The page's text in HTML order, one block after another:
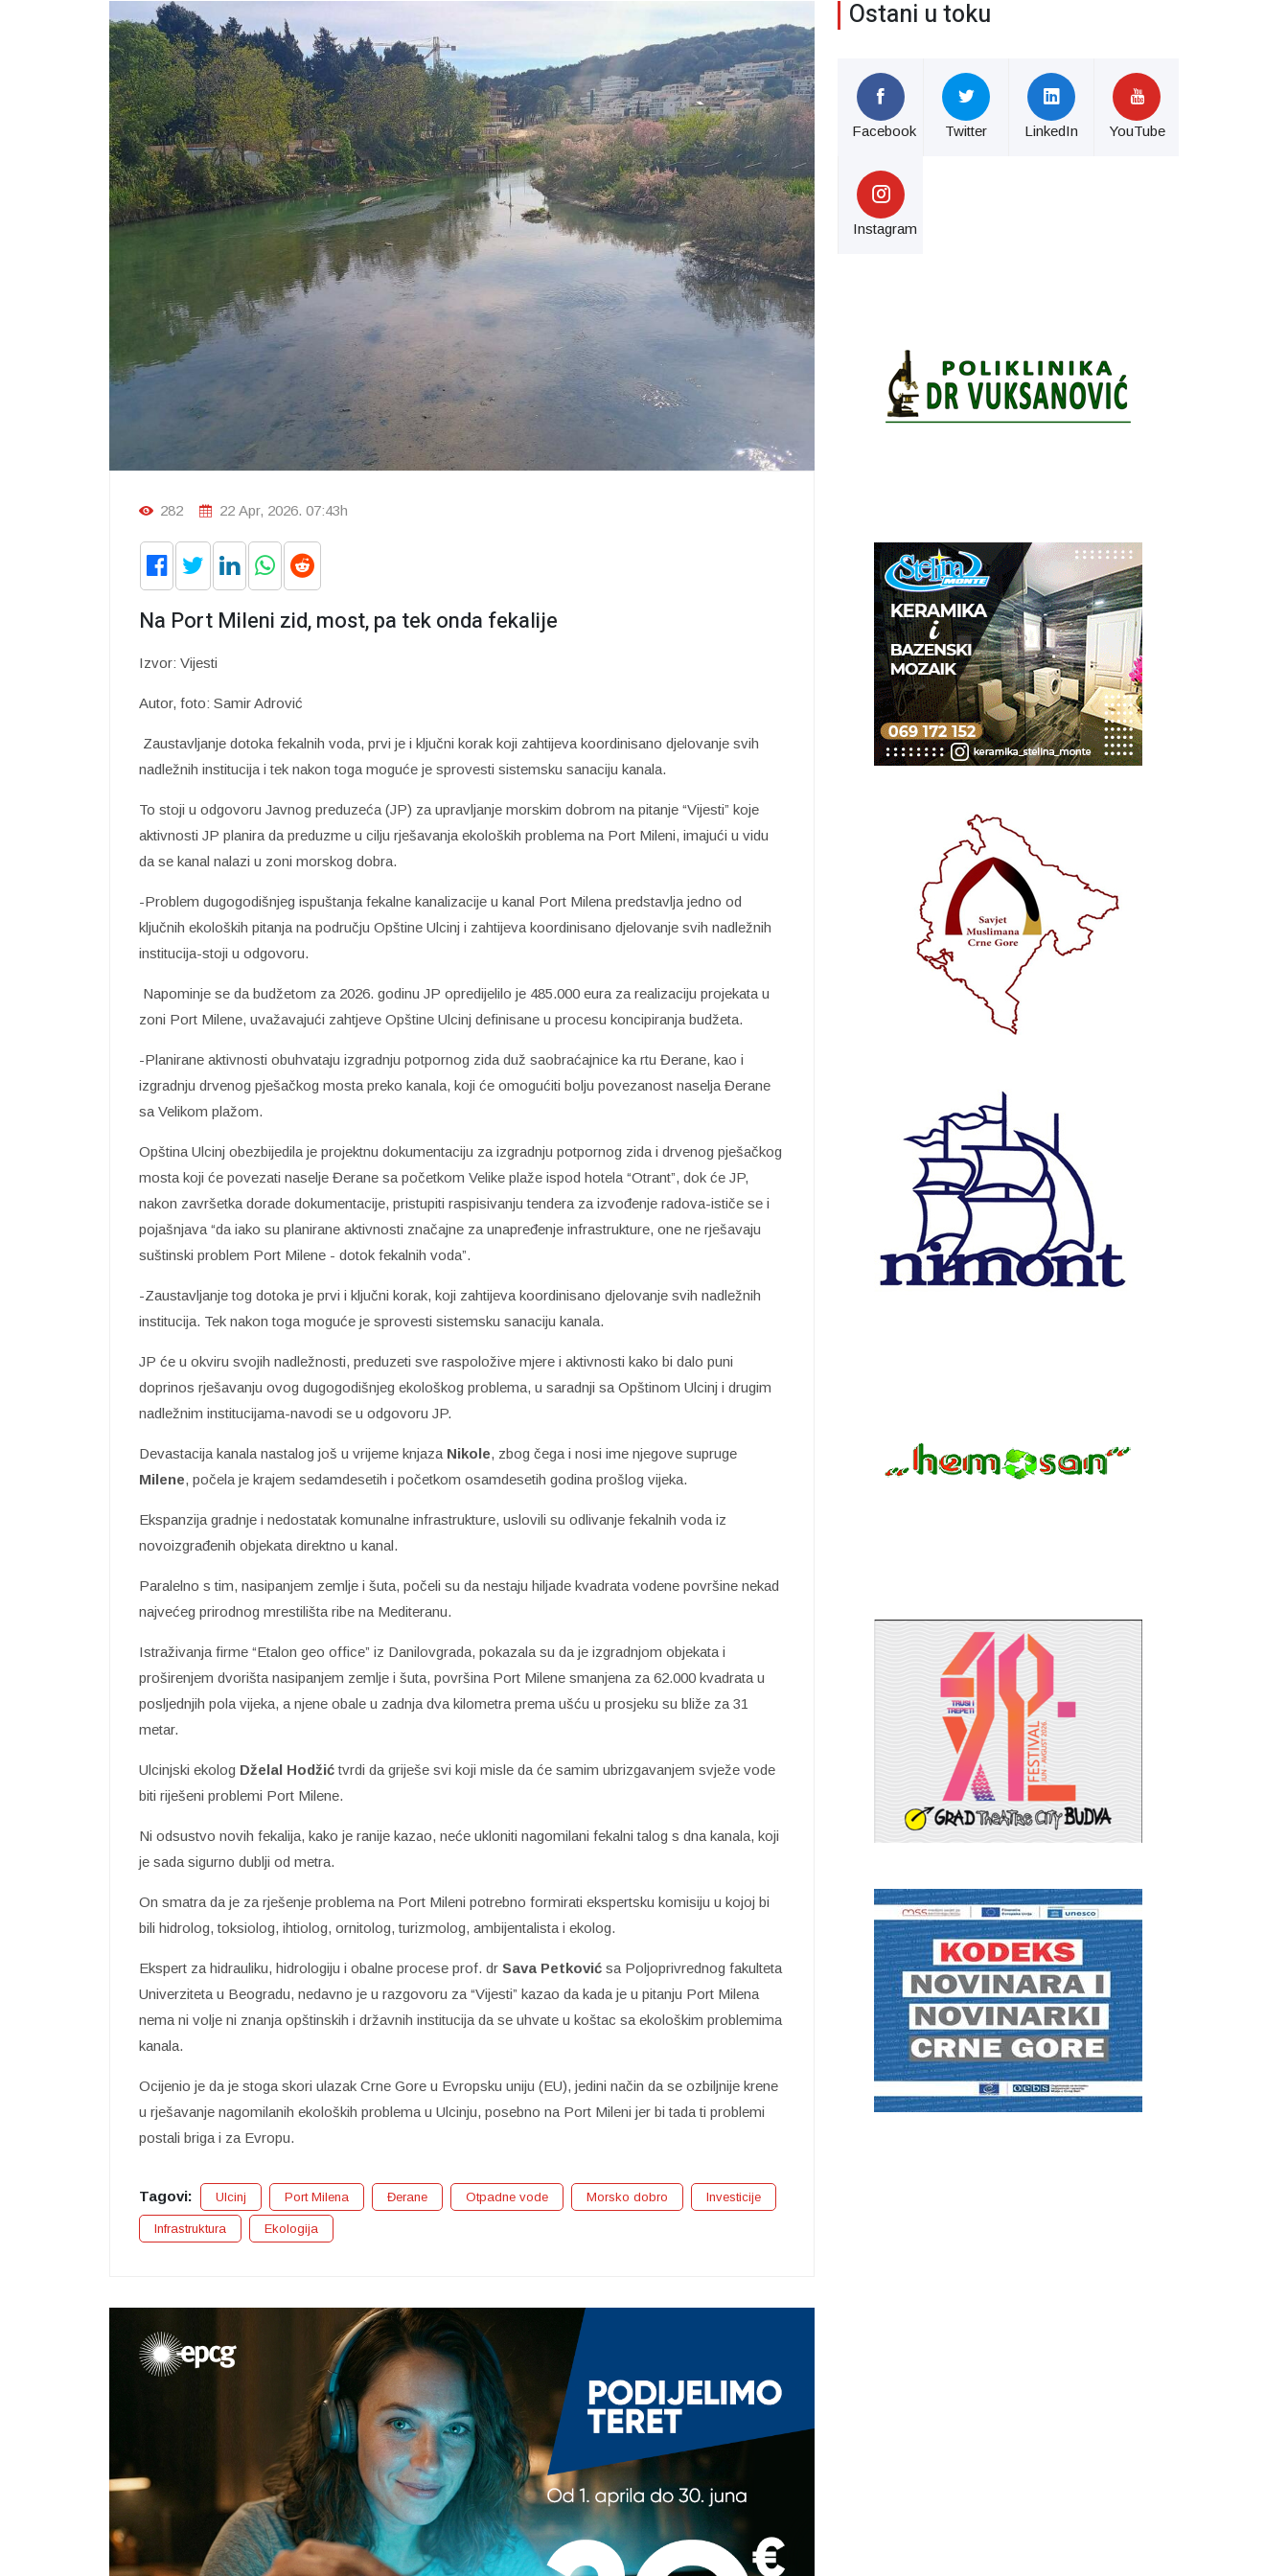
282 22 Apr, 2026. 07:43h
Na Port Mileni zid, most, pa tek onda fekalije
Izvor: Vijesti
Autor, foto: Samir Adrović
Zaustavljanje dotoka fekalnih voda, prvi je i ključni korak koji zahtijeva koordinisano djelovanje svih
nadležnih institucija i tek nakon toga moguće je sprovesti sistemsku sanaciju kanala.
To stoji u odgovoru Javnog preduzeća (JP) za upravljanje morskim dobrom na pitanje “Vijesti” koje
aktivnosti JP planira da preduzme u cilju rješavanja ekoloških problema na Port Mileni, imajući u vidu
da se kanal nalazi u zoni morskog dobra.
-Problem dugogodišnjeg ispuštanja fekalne kanalizacije u kanal Port Milena predstavlja jedno od
ključnih ekoloških pitanja na području Opštine Ulcinj i zahtijeva koordinisano djelovanje svih nadležnih
institucija-stoji u odgovoru.
Napominje se da budžetom za 2026. godinu JP opredijelilo je 485.000 eura za realizaciju projekata u
zoni Port Milene, uvažavajući zahtjeve Opštine Ulcinj definisane u procesu koncipiranja budžeta.
-Planirane aktivnosti obuhvataju izgradnju potpornog zida duž saobraćajnice ka rtu Đerane, kao i
izgradnju drvenog pješačkog mosta preko kanala, koji će omogućiti bolju povezanost naselja Đerane
sa Velikom plažom.
Opština Ulcinj obezbijedila je projektnu dokumentaciju za izgradnju potpornog zida i drvenog pješačkog
mosta koji će povezati naselje Đerane sa početkom Velike plaže ispod hotela “Otrant”, dok će JP,
nakon završetka dorade dokumentacije, pristupiti raspisivanju tendera za izvođenje radova-ističe se i
pojašnjava “da iako su planirane aktivnosti značajne za unapređenje infrastrukture, one ne rješavaju
suštinski problem Port Milene - dotok fekalnih voda”.
-Zaustavljanje tog dotoka je prvi i ključni korak, koji zahtijeva koordinisano djelovanje svih nadležnih
institucija. Tek nakon toga moguće je sprovesti sistemsku sanaciju kanala.
JP će u okviru svojih nadležnosti, preduzeti sve raspoložive mjere i aktivnosti kako bi dalo puni
doprinos rješavanju ovog dugogodišnjeg ekološkog problema, u saradnji sa Opštinom Ulcinj i drugim
nadležnim institucijama-navodi se u odgovoru JP.
Devastacija kanala nastalog još u vrijeme knjaza Nikole, zbog čega i nosi ime njegove supruge
Milene, počela je krajem sedamdesetih i početkom osamdesetih godina prošlog vijeka.
Ekspanzija gradnje i nedostatak komunalne infrastrukture, uslovili su odlivanje fekalnih voda iz
novoizgrađenih objekata direktno u kanal.
Paralelno s tim, nasipanjem zemlje i šuta, počeli su da nestaju hiljade kvadrata vodene površine nekad
najvećeg prirodnog mrestilišta ribe na Mediteranu.
Istraživanja firme “Etalon geo office” iz Danilovgrada, pokazala su da je izgradnjom objekata i
proširenjem dvorišta nasipanjem zemlje i šuta, površina Port Milene smanjena za 62.000 kvadrata u
posljednjih pola vijeka, a njene obale u zadnja dva kilometra prema ušću u prosjeku su bliže za 31
metar.
Ulcinjski ekolog Dželal Hodžićtvrdi da griješe svi koji misle da će samim ubrizgavanjem svježe vode
biti riješeni problemi Port Milene.
Ni odsustvo novih fekalija, kako je ranije kazao, neće ukloniti nagomilani fekalni talog s dna kanala, koji
je sada sigurno dublji od metra.
On smatra da je za rješenje problema na Port Mileni potrebno formirati ekspertsku komisiju u kojoj bi
bili hidrolog, toksiolog, ihtiolog, ornitolog, turizmolog, ambijentalista i ekolog.
Ekspert za hidrauliku, hidrologiju i obalne procese prof. dr Sava Petković sa Poljoprivrednog fakulteta
Univerziteta u Beogradu, nedavno je u razgovoru za “Vijesti” kazao da kada je u pitanju Port Milena
nema ni volje ni znanja opštinskih i državnih institucija da se uhvate u koštac sa ekološkim problemima
kanala.
Ocijenio je da je stoga skori ulazak Crne Gore u Evropsku uniju (EU), jedini način da se ozbiljnije krene
u rješavanje nagomilanih ekoloških problema u Ulcinju, posebno na Port Mileni jer bi tada ti problemi
postali briga i za Evropu.
Tagovi: Ulcinj Port Milena Đerane Otpadne vode Morsko dobro Investicije
Infrastruktura Ekologija
Ostani u toku
Facebook Twitter LinkedIn YouTube
Instagram